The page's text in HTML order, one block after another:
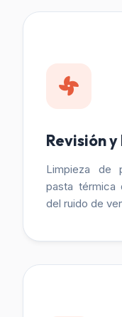
Revisión
Limpieza de
pasta térmica
del ruido de